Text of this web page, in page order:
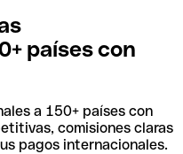
países con
a 150+ países con
comisiones claras
pagos internacionales.